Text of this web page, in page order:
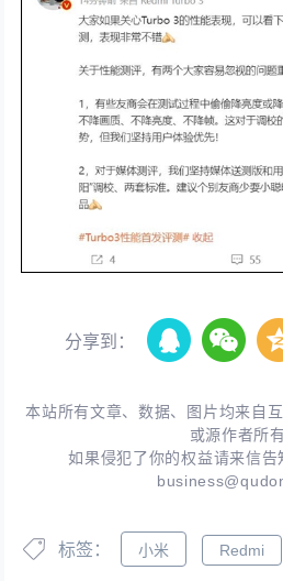
分享到：
本站所有文章、数据、图片均来自
或源作者所有
如果侵犯了你的权益请来信告
标签： 小米 Redmi